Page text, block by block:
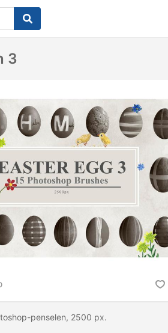
3
penselen, 2500 px.